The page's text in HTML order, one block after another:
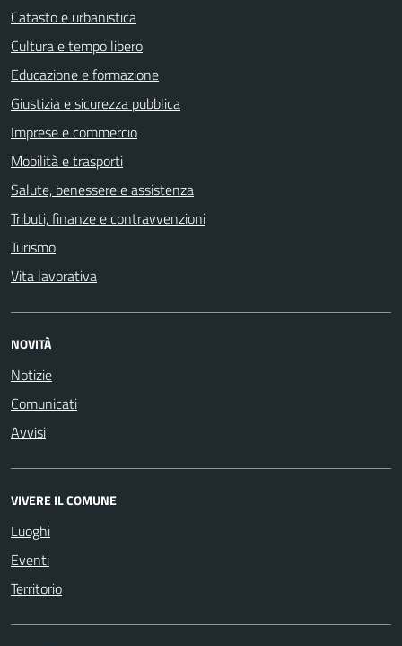
Catasto e urbanistica
Cultura e tempo libero
Educazione e formazione
Giustizia e sicurezza pubblica
Imprese e commercio
Mobilità e trasporti
Salute, benessere e assistenza
Tributi, finanze e contravvenzioni
Turismo
Vita lavorativa
NOVITÀ
Notizie
Comunicati
Avvisi
VIVERE IL COMUNE
Luoghi
Eventi
Territorio